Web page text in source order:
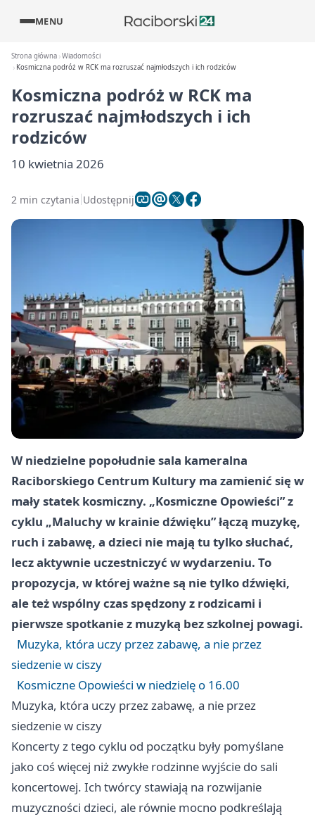
MENU
Strona główna Wiadomości
Kosmiczna podróż w RCK ma rozruszać najmłodszych i ich rodziców
Kosmiczna podróż w RCK ma
rozruszać najmłodszych i ich
rodziców
10 kwietnia 2026
2 min czytania Udostępnij
W niedzielne popołudnie sala kameralna
Raciborskiego Centrum Kultury ma zamienić się w
mały statek kosmiczny. „Kosmiczne Opowieści” z
cyklu „Maluchy w krainie dźwięku” łączą muzykę,
ruch i zabawę, a dzieci nie mają tu tylko słuchać,
lecz aktywnie uczestniczyć w wydarzeniu. To
propozycja, w której ważne są nie tylko dźwięki,
ale też wspólny czas spędzony z rodzicami i
pierwsze spotkanie z muzyką bez szkolnej powagi.
Muzyka, która uczy przez zabawę, a nie przez
siedzenie w ciszy
Kosmiczne Opowieści w niedzielę o 16.00
Muzyka, która uczy przez zabawę, a nie przez
siedzenie w ciszy
Koncerty z tego cyklu od początku były pomyślane
jako coś więcej niż zwykłe rodzinne wyjście do sali
koncertowej. Ich twórcy stawiają na rozwijanie
muzyczności dzieci, ale równie mocno podkreślają